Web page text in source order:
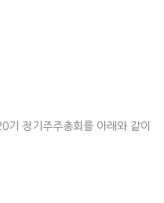
정기주주총회를 아래와 같이